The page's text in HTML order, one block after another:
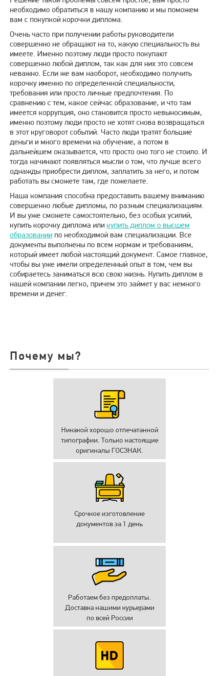
необходимо обратиться в нашу компанию и мы поможем
вам с покупкой корочки диплома.
Очень часто при получении работы руководители
совершенно не обращают на то, какую специальность вы
имеете. Именно поэтому люди просто покупают
совершенно любой диплом, так как для них это совсем
неважно. Если же вам наоборот, необходимо получить
корочку именно по определенной специальности,
требования или просто личные предпочтения. По
сравнению с тем, какое сейчас образование, и что там
имеется коррупция, оно становится просто невыносимым,
именно поэтому люди просто не хотят снова возвращаться
в этот круговорот событий. Часто люди тратят большие
деньги и много времени на обучение, а потом в
дальнейшем оказывается, что просто оно того не стоило. И
тогда начинают появляться мысли о том, что лучше всего
однажды приобрести диплом, заплатить за него, и потом
работать вы сможете там, где пожелаете.
Наша компания способна предоставить вашему вниманию
совершенно любые дипломы, по разным специализациям.
И вы уже сможете самостоятельно, без особых усилий,
купить корочку диплома или купить диплом о высшем
образовании по необходимой вам специализации. Все
документы выполнены по всем нормам и требованиям,
который имеет любой настоящий документ. Самое главное,
чтобы вы уже имели определенный опыт в том, чем вы
собираетесь заниматься всю свою жизнь. Купить диплом в
нашей компании легко, причем это займет у вас немного
времени и денег.
Почему мы?
Никакой хорошо отпечатанной
типографии. Только настоящие
оригиналы ГОСЗНАК.
Срочное изготовление
документов за 1 день
Работаем без предоплаты.
Доставка нашими курьерами
по всей России